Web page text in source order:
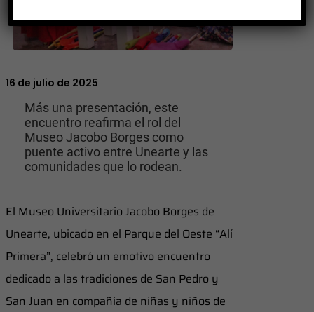
16 de julio de 2025
Más una presentación, este
encuentro reafirma el rol del
Museo Jacobo Borges como
puente activo entre Unearte y las
comunidades que lo rodean.
El Museo Universitario Jacobo Borges de
Unearte, ubicado en el Parque del Oeste “Alí
Primera”, celebró un emotivo encuentro
dedicado a las tradiciones de San Pedro y
San Juan en compañía de niñas y niños de